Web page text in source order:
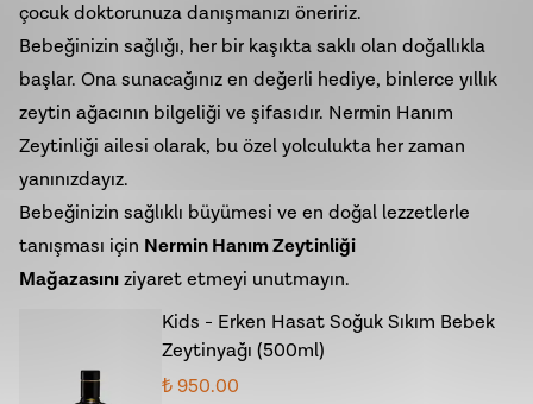
çocuk doktorunuza danışmanızı öneririz.
Bebeğinizin sağlığı, her bir kaşıkta saklı olan doğallıkla
başlar. Ona sunacağınız en değerli hediye, binlerce yıllık
zeytin ağacının bilgeliği ve şifasıdır. Nermin Hanım
Zeytinliği ailesi olarak, bu özel yolculukta her zaman
yanınızdayız.
Bebeğinizin sağlıklı büyümesi ve en doğal lezzetlerle
tanışması için Nermin Hanım Zeytinliği
Mağazasınıziyaret etmeyi unutmayın.
Kids - Erken Hasat Soğuk Sıkım Bebek
Zeytinyağı (500ml)
₺ 950.00